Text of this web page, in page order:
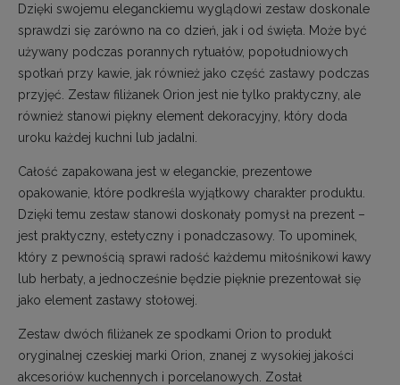
Dzięki swojemu eleganckiemu wyglądowi zestaw doskonale
sprawdzi się zarówno na co dzień, jak i od święta. Może być
używany podczas porannych rytuałów, popołudniowych
spotkań przy kawie, jak również jako część zastawy podczas
przyjęć. Zestaw filiżanek Orion jest nie tylko praktyczny, ale
również stanowi piękny element dekoracyjny, który doda
uroku każdej kuchni lub jadalni.
Całość zapakowana jest w eleganckie, prezentowe
opakowanie, które podkreśla wyjątkowy charakter produktu.
Dzięki temu zestaw stanowi doskonały pomysł na prezent –
jest praktyczny, estetyczny i ponadczasowy. To upominek,
który z pewnością sprawi radość każdemu miłośnikowi kawy
lub herbaty, a jednocześnie będzie pięknie prezentował się
jako element zastawy stołowej.
Zestaw dwóch filiżanek ze spodkami Orion to produkt
oryginalnej czeskiej marki Orion, znanej z wysokiej jakości
akcesoriów kuchennych i porcelanowych. Został